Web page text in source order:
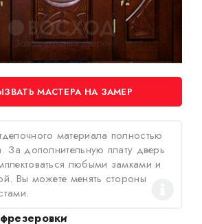
МАСТЕРА НА ЗАМЕР
материала полностью
За дополнительную плату дверь
любыми замками и
Вы можете менять стороны